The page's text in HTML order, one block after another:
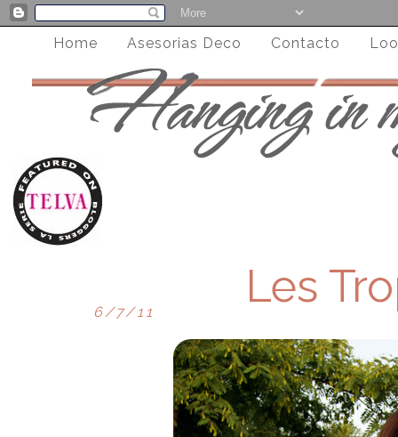
Home Asesorias Deco Contacto
6/7/11 Les